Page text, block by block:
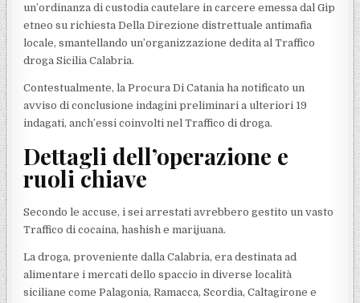
un’ordinanza di custodia cautelare in carcere emessa dal Gip
etneo su richiesta Della Direzione distrettuale antimafia
locale, smantellando un’organizzazione dedita al Traffico
droga Sicilia Calabria.
Contestualmente, la Procura Di Catania ha notificato un
avviso di conclusione indagini preliminari a ulteriori 19
indagati, anch’essi coinvolti nel Traffico di droga.
Dettagli dell’operazione e
ruoli chiave
Secondo le accuse, i sei arrestati avrebbero gestito un vasto
Traffico di cocaina, hashish e marijuana.
La droga, proveniente dalla Calabria, era destinata ad
alimentare i mercati dello spaccio in diverse località
siciliane come Palagonia, Ramacca, Scordia, Caltagirone e